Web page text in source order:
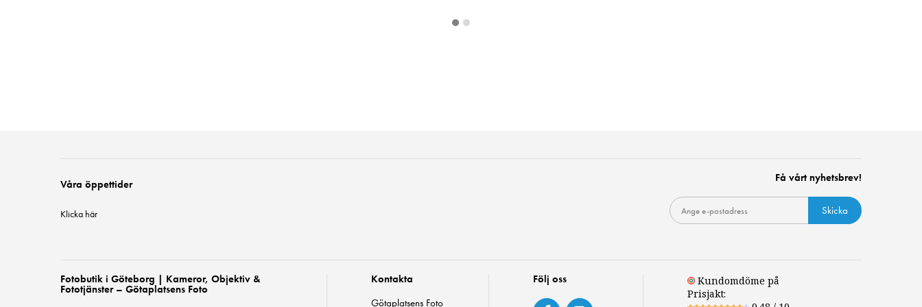
Våra öppettider
Klicka här
Få vårt nyhetsbrev!
Skicka
Fotobutik i Göteborg | Kameror, Objektiv &
Fototjänster – Götaplatsens Foto
Kontakta
Götaplatsens Foto
Följ oss